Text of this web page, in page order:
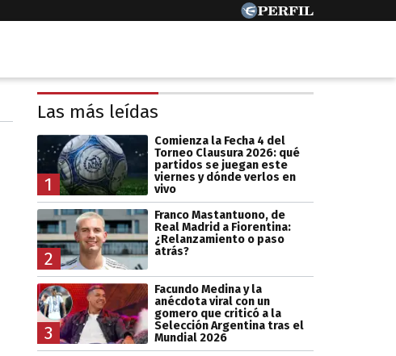
Las más leídas
1
Comienza la Fecha 4 del
Torneo Clausura 2026: qué
partidos se juegan este
viernes y dónde verlos en
vivo
2
Franco Mastantuono, de
Real Madrid a Fiorentina:
¿Relanzamiento o paso
atrás?
3
Facundo Medina y la
anécdota viral con un
gomero que criticó a la
Selección Argentina tras el
Mundial 2026